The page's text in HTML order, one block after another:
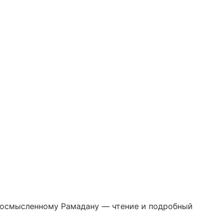
Рамадану — чтение и подробный